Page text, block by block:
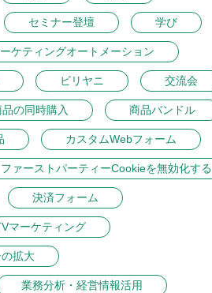
セミナー登壇 学び
ケティングオートメーション
ビリヤニ 交流会
品の同時購入 商品バンドル
カスタムWebフォーム
ファーストパーティーCookieを無効化する
決済フォーム
マーケティング
拡大
業務分析・経営情報活用